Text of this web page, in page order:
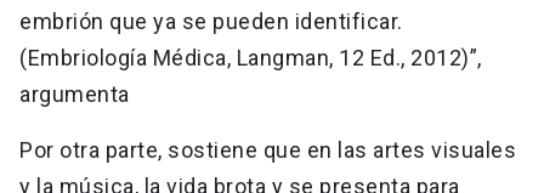
embrión que ya se pueden identificar.
(Embriología Médica, Langman, 12 Ed., 2012)”,
argumenta
Por otra parte, sostiene que en las artes visuales
y la música, la vida brota y se presenta para